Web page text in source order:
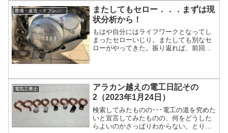
り付け方法が考えられる。どちらを選ぶ
かは作業する本人次第だ。自分は迷わず
油圧式を選んでみた。工具以外で事前に
必要なものを並べて写真に写して...
整備・改造・オプション
またしてもセロー．．．まずは現
状分析から！
もはや自分にはライフワークとなってし
まったセローいじり。またしても別なセ
ローがやってきた。振り返れば、前回セ
りなさを感じたまま終わってしまった。
それに比べ、今回のヤツは外装がかなり
痛んでおり錆も出ている。 改造...
電気工事士
アラカン越えの電工日記その
2（2023年1月24日）
検索してみたものの･･･電工の道を究めた
いと宣言してみたものの、何をどうした
らよいのかさっぱりわからない。とりあ